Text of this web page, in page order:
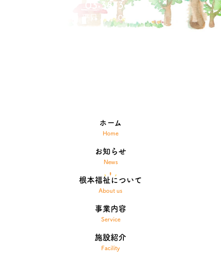
03-3873-4370
平日 / 9：00～18:00
ホーム
お知らせ
根本福祉について
事業内容
施設紹介